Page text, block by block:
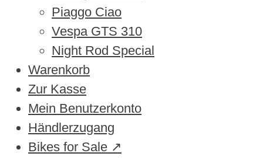
Piaggo Ciao
Vespa GTS 310
Night Rod Special
Warenkorb
Zur Kasse
Mein Benutzerkonto
Händlerzugang
Bikes for Sale ↗